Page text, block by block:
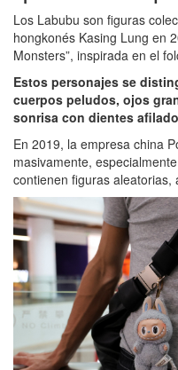
Los Labubu son figuras
hongkonés Kasing Lung en
Monsters”, inspirada en el
Estos personajes se
cuerpos peludos, ojos
sonrisa con dientes
En 2019, la empresa china
masivamente,
contienen figuras aleatorias,